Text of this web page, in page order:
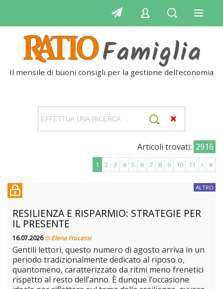
Il mensile di buoni consigli per la gestione dell'economia
Articoli trovati: 2916
1 2 3 4 5 6 7 8 9 10 11
ALTRO
RESILIENZA E RISPARMIO: STRATEGIE PER
IL PRESENTE
16.07.2026diElena Fracassi
Gentili lettori, questo numero di agosto arriva in un
periodo tradizionalmente dedicato al riposo o,
quantomeno, caratterizzato da ritmi meno frenetici
rispetto al resto dell’anno. È dunque l’occasione